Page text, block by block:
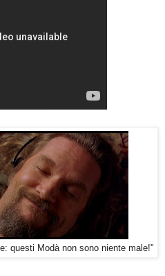
questi Modà non sono niente male!"